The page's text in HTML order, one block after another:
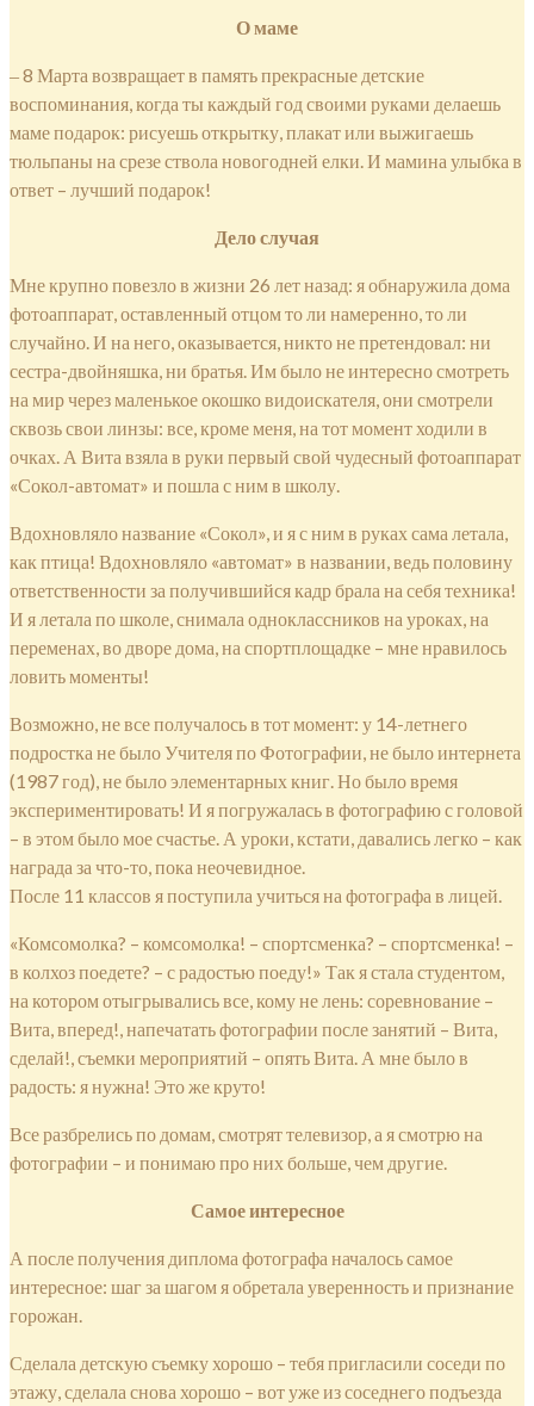
О маме
‒ 8 Марта возвращает в память прекрасные детские
воспоминания, когда ты каждый год своими руками делаешь
маме подарок: рисуешь открытку, плакат или выжигаешь
тюльпаны на срезе ствола новогодней елки. И мамина улыбка в
ответ – лучший подарок!
Дело случая
Мне крупно повезло в жизни 26 лет назад: я обнаружила дома
фотоаппарат, оставленный отцом то ли намеренно, то ли
случайно. И на него, оказывается, никто не претендовал: ни
сестра-двойняшка, ни братья. Им было не интересно смотреть
на мир через маленькое окошко видоискателя, они смотрели
сквозь свои линзы: все, кроме меня, на тот момент ходили в
очках. А Вита взяла в руки первый свой чудесный фотоаппарат
«Сокол-автомат» и пошла с ним в школу.
Вдохновляло название «Сокол», и я с ним в руках сама летала,
как птица! Вдохновляло «автомат» в названии, ведь половину
ответственности за получившийся кадр брала на себя техника!
И я летала по школе, снимала одноклассников на уроках, на
переменах, во дворе дома, на спортплощадке – мне нравилось
ловить моменты!
Возможно, не все получалось в тот момент: у 14-летнего
подростка не было Учителя по Фотографии, не было интернета
(1987 год), не было элементарных книг. Но было время
экспериментировать! И я погружалась в фотографию с головой
– в этом было мое счастье. А уроки, кстати, давались легко – как
награда за что-то, пока неочевидное.
После 11 классов я поступила учиться на фотографа в лицей.
«Комсомолка? – комсомолка! – спортсменка? – спортсменка! –
в колхоз поедете? – с радостью поеду!» Так я стала студентом,
на котором отыгрывались все, кому не лень: соревнование –
Вита, вперед!, напечатать фотографии после занятий – Вита,
сделай!, съемки мероприятий – опять Вита. А мне было в
радость: я нужна! Это же круто!
Все разбрелись по домам, смотрят телевизор, а я смотрю на
фотографии – и понимаю про них больше, чем другие.
Самое интересное
А после получения диплома фотографа началось самое
интересное: шаг за шагом я обретала уверенность и признание
горожан.
Сделала детскую съемку хорошо – тебя пригласили соседи по
этажу, сделала снова хорошо – вот уже из соседнего подъезда